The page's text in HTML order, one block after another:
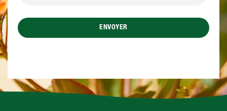
ENVOYER